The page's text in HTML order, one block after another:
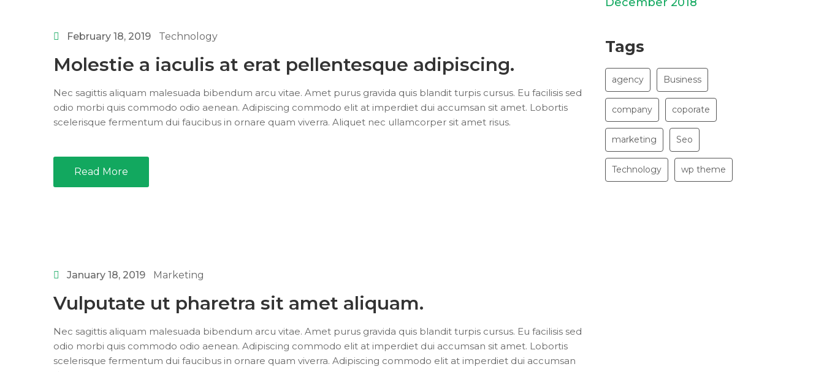
February 18, 2019 Technology
Molestie a iaculis at erat pellentesque adipiscing.
Nec sagittis aliquam malesuada bibendum arcu vitae. Amet purus gravida quis blandit turpis cursus. Eu facilisis sed
odio morbi quis commodo odio aenean. Adipiscing commodo elit at imperdiet dui accumsan sit amet. Lobortis
scelerisque fermentum dui faucibus in ornare quam viverra. Aliquet nec ullamcorper sit amet risus.
Read More
January 18, 2019 Marketing
Vulputate ut pharetra sit amet aliquam.
Nec sagittis aliquam malesuada bibendum arcu vitae. Amet purus gravida quis blandit turpis cursus. Eu facilisis sed
odio morbi quis commodo odio aenean. Adipiscing commodo elit at imperdiet dui accumsan sit amet. Lobortis
scelerisque fermentum dui faucibus in ornare quam viverra. Adipiscing commodo elit at imperdiet dui accumsan
Tags
agency Business
company coporate
marketing Seo
Technology wp theme